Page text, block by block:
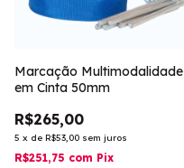
Marcação Multimodalidade
em Cinta 50mm
R$265,00
5 x de R$53,00 sem juros
R$251,75 com Pix